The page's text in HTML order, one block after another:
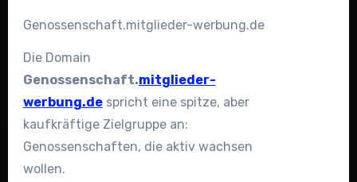
Genossenschaft.mitglieder-werbung.de
Die Domain
Genossenschaft.mitglieder-
werbung.despricht eine spitze, aber
kaufkräftige Zielgruppe an:
Genossenschaften, die aktiv wachsen
wollen.